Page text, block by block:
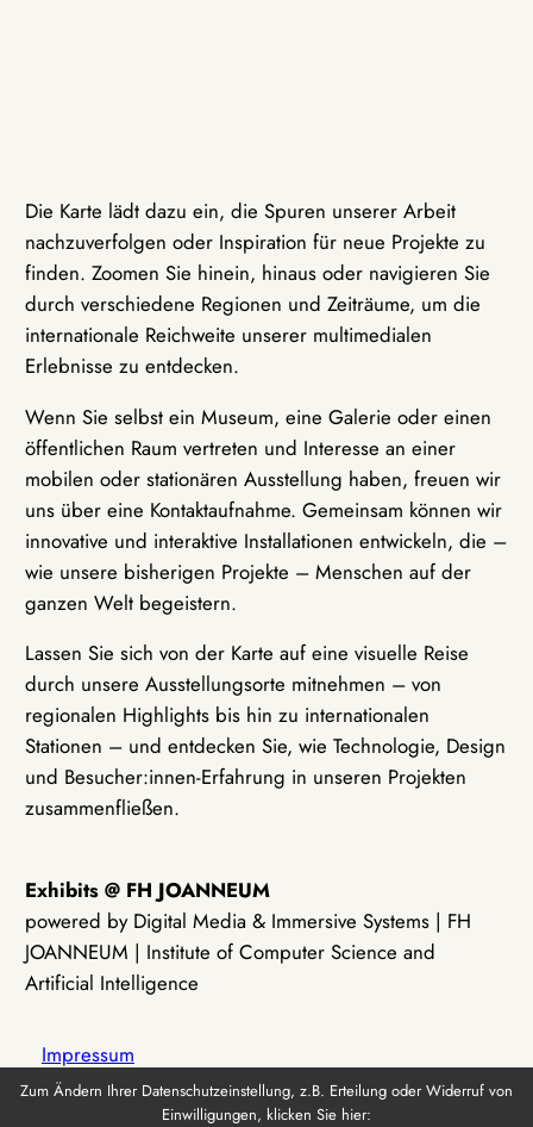
Die Karte lädt dazu ein, die Spuren unserer Arbeit
nachzuverfolgen oder Inspiration für neue Projekte zu
finden. Zoomen Sie hinein, hinaus oder navigieren Sie
durch verschiedene Regionen und Zeiträume, um die
internationale Reichweite unserer multimedialen
Erlebnisse zu entdecken.
Wenn Sie selbst ein Museum, eine Galerie oder einen
öffentlichen Raum vertreten und Interesse an einer
mobilen oder stationären Ausstellung haben, freuen wir
uns über eine Kontaktaufnahme. Gemeinsam können wir
innovative und interaktive Installationen entwickeln, die –
wie unsere bisherigen Projekte – Menschen auf der
ganzen Welt begeistern.
Lassen Sie sich von der Karte auf eine visuelle Reise
durch unsere Ausstellungsorte mitnehmen – von
regionalen Highlights bis hin zu internationalen
Stationen – und entdecken Sie, wie Technologie, Design
und Besucher:innen-Erfahrung in unseren Projekten
zusammenfließen.
Exhibits @ FH JOANNEUM
powered by Digital Media & Immersive Systems | FH
JOANNEUM | Institute of Computer Science and
Artificial Intelligence
Impressum
Zum Ändern Ihrer Datenschutzeinstellung, z.B. Erteilung oder Widerruf von
Einwilligungen, klicken Sie hier: